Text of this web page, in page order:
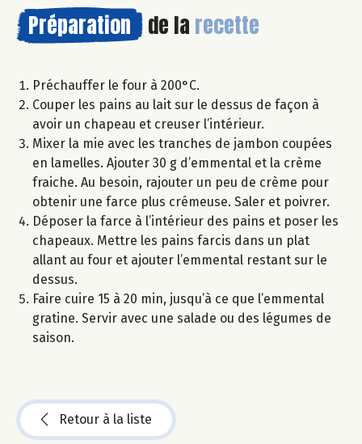
Préparation de la recette
Préchauffer le four à 200°C.
Couper les pains au lait sur le dessus de façon à
avoir un chapeau et creuser l’intérieur.
Mixer la mie avec les tranches de jambon coupées
en lamelles. Ajouter 30 g d’emmental et la crème
fraiche. Au besoin, rajouter un peu de crème pour
obtenir une farce plus crémeuse. Saler et poivrer.
Déposer la farce à l’intérieur des pains et poser les
chapeaux. Mettre les pains farcis dans un plat
allant au four et ajouter l’emmental restant sur le
dessus.
Faire cuire 15 à 20 min, jusqu’à ce que l’emmental
gratine. Servir avec une salade ou des légumes de
saison.
Retour à la liste